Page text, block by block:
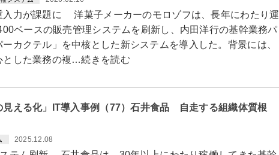
力が課題に 洋菓子メーカーのモロゾフは、長年にわたり運
ベースの販売管理システムを刷新し、内田洋行の基幹業務パ
カクテル」を中核とした新システムを導入した。背景には、
とした業務の複…続きを読む
見える化」IT導入事例（77）石井食品 自走する組織体質根
2025.12.08